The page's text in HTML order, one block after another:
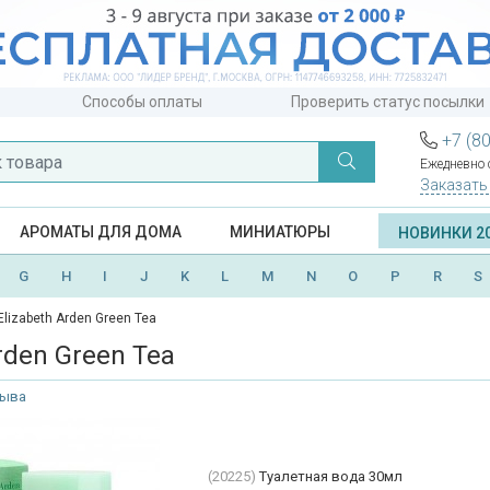
Способы оплаты Проверить статус посылки
+7
Ежедневно
АРОМАТЫ ДЛЯ ДОМА МИНИАТЮРЫ НОВИНКИ
G H I J K L M N O P R S
Arden Green Tea
Green Tea
(20225) Туалетная вода 30мл